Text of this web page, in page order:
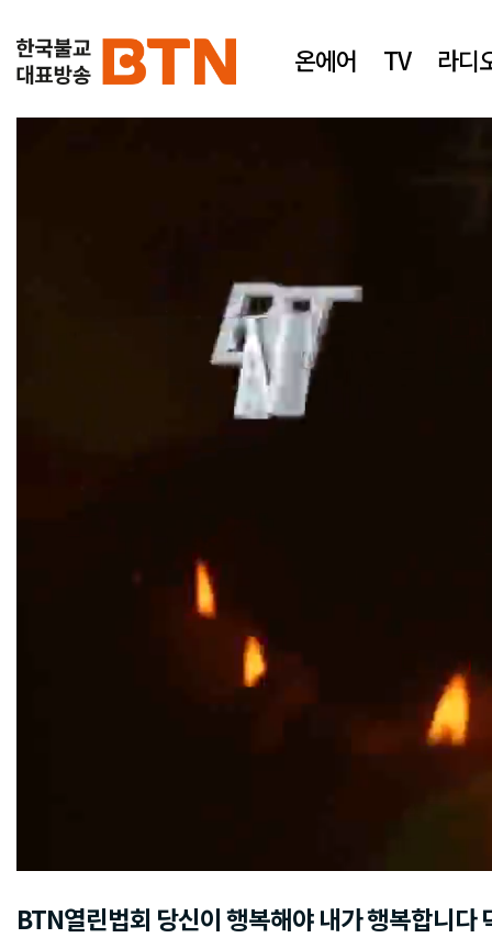
온에어 TV 라디
BTN열린법회 당신이 행복해야 내가 행복합니